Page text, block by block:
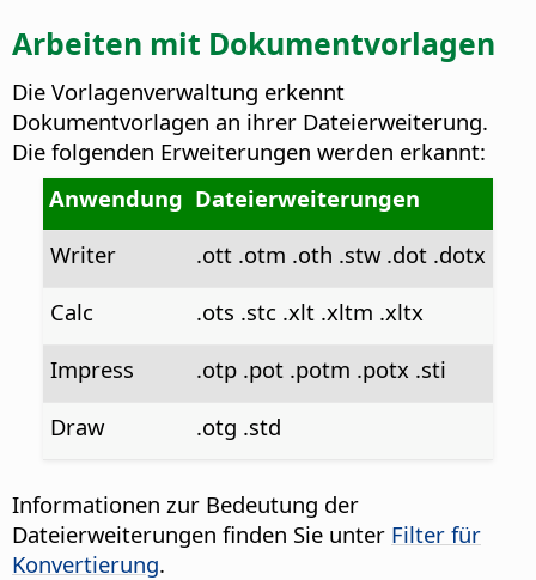
Arbeiten mit Dokumentvorlagen
Die Vorlagenverwaltung erkennt
Dokumentvorlagen an ihrer Dateierweiterung.
Die folgenden Erweiterungen werden erkannt:
Anwendung Dateierweiterungen
Writer
.ott .otm .oth .stw .dot .dotx
Calc
.ots .stc .xlt .xltm .xltx
Impress
.otp .pot .potm .potx .sti
Draw
.otg .std
Informationen zur Bedeutung der
Dateierweiterungen finden Sie unter Filter für
Konvertierung.